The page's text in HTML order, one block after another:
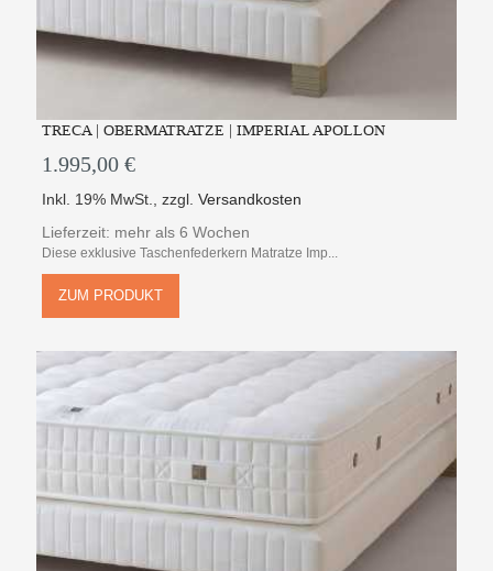
TRECA | OBERMATRATZE | IMPERIAL APOLLON
1.995,00 €
Inkl. 19% MwSt. ,zzgl.Versandkosten
Lieferzeit: mehr als 6 Wochen
Diese exklusive Taschenfederkern Matratze Imp...
ZUM PRODUKT